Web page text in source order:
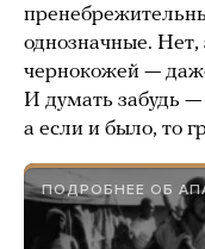
однозначные.
чернокожей —
И думать забудь
а если и было, то
ПОДРОБНЕЕ ОБ